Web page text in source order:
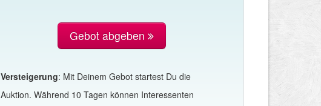
Gebot abgeben
Versteigerung: Mit Deinem Gebot startest Du die
Auktion. Während 10 Tagen können Interessenten